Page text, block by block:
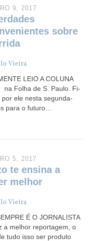
9, 2017
sobre
Vieira
LEIO A COLUNA
na Folha de S. Paulo. Fi-
ele nesta segunda-
para o futuro…
5, 2017
te ensina a
melhor
Vieira
É O JORNALISTA
a melhor reportagem, o
tudo isso ser produto